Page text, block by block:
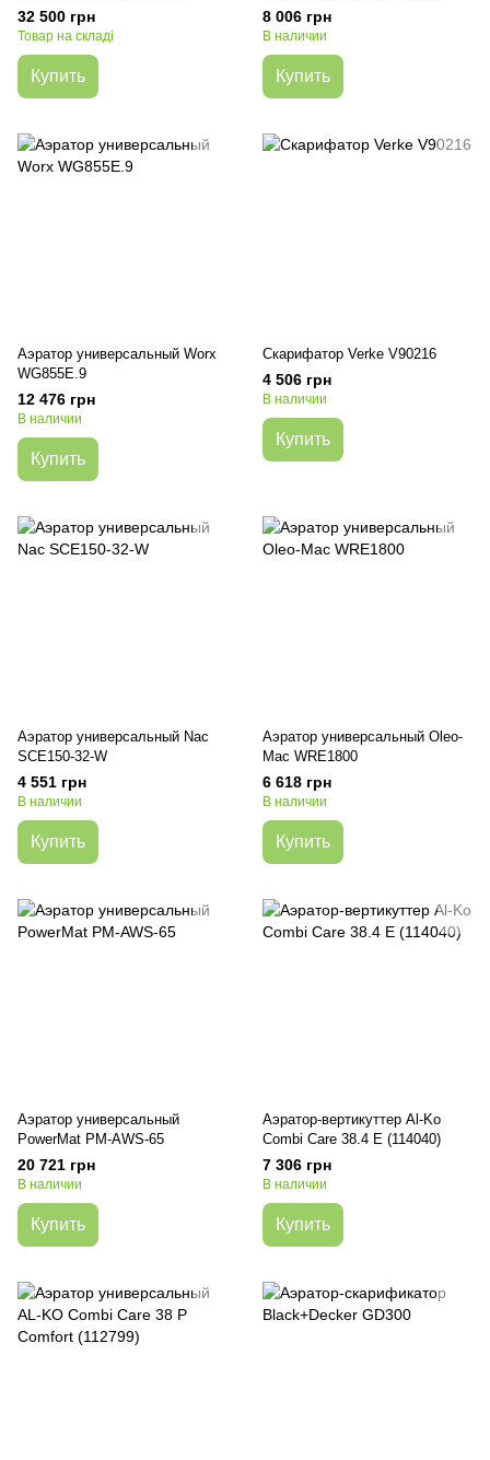
32 500 грн
Товар на складі
Купить
(113465)
8 006 грн
В наличии
Купить
Аэратор универсальный Worx
WG855E.9
12 476 грн
В наличии
Купить
Скарифатор Verke V90216
4 506 грн
В наличии
Купить
Аэратор универсальный Nac
SCE150-32-W
4 551 грн
В наличии
Купить
Аэратор универсальный Oleo-
Mac WRE1800
6 618 грн
В наличии
Купить
Аэратор универсальный
PowerMat PM-AWS-65
20 721 грн
В наличии
Купить
Аэратор-вертикуттер Al-Ko
Combi Care 38.4 E (114040)
7 306 грн
В наличии
Купить